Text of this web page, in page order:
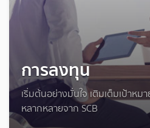
การลงทุน
เริ่มต้นอย่างมั่นใจ เติมเต็มเป้าห
หลากหลายจาก SCB